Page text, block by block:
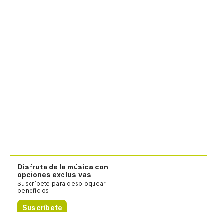
Disfruta de la música con
opciones exclusivas
Suscríbete para desbloquear
beneficios.
Suscríbete